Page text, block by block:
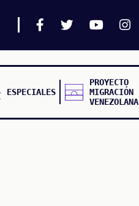
ESPECIALES
PROYECTO
MIGRACIÓN
VENEZOLANA